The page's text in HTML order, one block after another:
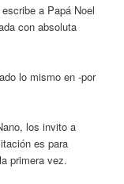
a Papá Noel
con absoluta
lo mismo en -por
los invito a
es para
primera vez.